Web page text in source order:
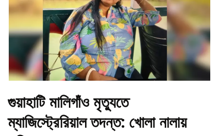
গুয়াহাটি মালিগাঁও মৃত্যুতে
ম্যাজিস্ট্রেরিয়াল তদন্ত: খোলা নালায়